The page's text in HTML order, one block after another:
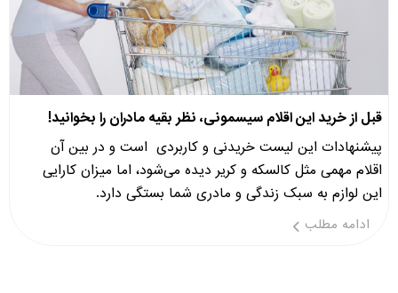
قبل از خرید این اقلام سیسمونی، نظر بقیه مادران را بخوانید!
پیشنهادات این لیست خریدنی و کاربردی است و در بین آن
اقلام مهمی مثل کالسکه و کریر دیده می‌شود، اما میزان کارایی
این لوازم به سبک زندگی و مادری شما بستگی دارد.
ادامه مطلب